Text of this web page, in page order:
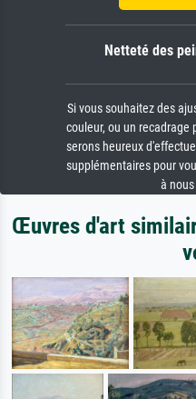
Netteté des
Si vous souhaitez des
couleur, ou un recadrage
serons heureux
supplémentaires pour
à
Œuvres d'art